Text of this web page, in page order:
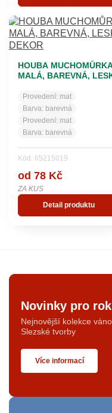
HOUBA
MALÁ, BAREVNÁ,
Provedení: mat
Barva: barevná
Provedení: mat
Barva: barevná
Kód: 65215019
od 78 Kč
ZA KUS
Detail produktu
Novinky pro
Nejnovější kolekce
Slezské tvorby
Více informací